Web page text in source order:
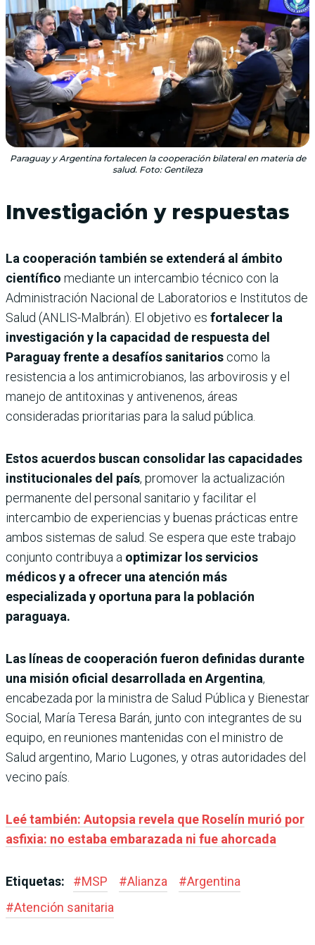
Paraguay y Argentina fortalecen la cooperación bilateral en materia de
salud. Foto: Gentileza
Investigación y respuestas
La cooperación también se extenderá al ámbito
científico mediante un intercambio técnico con la
Administración Nacional de Laboratorios e Institutos de
Salud (ANLIS-Malbrán). El objetivo es fortalecer la
investigación y la capacidad de respuesta del
Paraguay frente a desafíos sanitarios como la
resistencia a los antimicrobianos, las arbovirosis y el
manejo de antitoxinas y antivenenos, áreas
consideradas prioritarias para la salud pública.
Estos acuerdos buscan consolidar las capacidades
institucionales del país, promover la actualización
permanente del personal sanitario y facilitar el
intercambio de experiencias y buenas prácticas entre
ambos sistemas de salud. Se espera que este trabajo
conjunto contribuya a optimizar los servicios
médicos y a ofrecer una atención más
especializada y oportuna para la población
paraguaya.
Las líneas de cooperación fueron definidas durante
una misión oficial desarrollada en Argentina,
encabezada por la ministra de Salud Pública y Bienestar
Social, María Teresa Barán, junto con integrantes de su
equipo, en reuniones mantenidas con el ministro de
Salud argentino, Mario Lugones, y otras autoridades del
vecino país.
Leé también: Autopsia revela que Roselín murió por
asfixia: no estaba embarazada ni fue ahorcada
Etiquetas: #MSP #Alianza #Argentina
#Atención sanitaria